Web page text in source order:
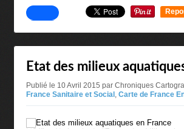
Etat des milieux
Publié le 10 Avril 2015 par Chroniques
France Sanitaire et Social , Carte de France